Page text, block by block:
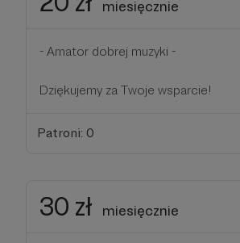
miesięcznie
- Amator dobrej muzyki -
Dziękujemy za Twoje wsparcie!
Patroni: 0
30 zł miesięcznie